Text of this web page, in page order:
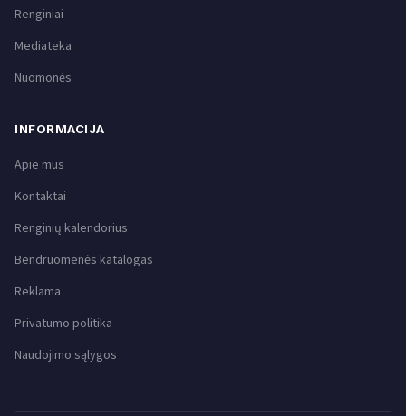
Renginiai
Mediateka
Nuomonės
INFORMACIJA
Apie mus
Kontaktai
Renginių kalendorius
Bendruomenės katalogas
Reklama
Privatumo politika
Naudojimo sąlygos